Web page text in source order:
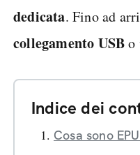
dedicata. Fino ad
collegamento USBo
Indice dei
Cosa sono